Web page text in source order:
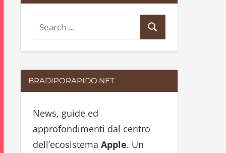
e
a
r
c
f
o
r
e
c
BRADIPORAPIDO.NET
News, guide ed
approfondimenti dal centro
dell’ecosistema Apple. Un